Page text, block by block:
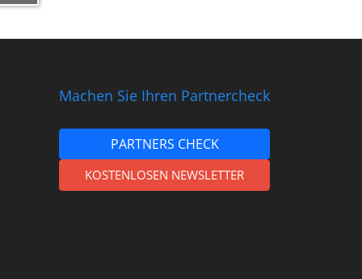
Machen Sie Ihren Partnercheck
PARTNERS CHECK
KOSTENLOSEN NEWSLETTER